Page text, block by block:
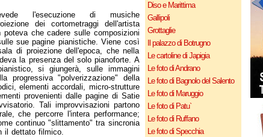
Diso e Marittima
Gallipoli
Grottaglie
Il palazzo di Botrugno
Le cartoline di Japigia
Le foto di Andrano
Le foto di Bagnolo del Salento
Le foto di Maruggio
Le foto di Patu`
Le foto di Ruffano
Le foto di Specchia
l'esecuzione di musiche
dei cortometraggi dell'artista
che cadere sulle composizioni
sue pagine pianistiche. Viene così
di proiezione dell'epoca, che nella
la presenza del solo pianoforte. A
si giungerà, sulle immagini
progressiva "polverizzazione" della
elementi accordali, micro-strutture
provenienti dalle pagine di Satie
Tali improvvisazioni partono
che percorre l'intera performance;
continuo "slittamento" tra sincronia
il dettato filmico.